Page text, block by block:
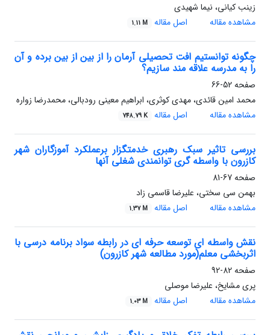
زینب کیانی، نیما شهیدی
مشاهده مقاله
اصل مقاله 1.11 M
چگونه توانستیم افت تحصیلی آرمان را از بین از بین برده و آن
را به مدرسه علاقه مند سازیم؟
صفحه52-66
محمد امین قائدی، مهدی کوثری، ابراهیم معینی رودبالی، محمدرضا زواره
مشاهده مقاله
اصل مقاله 748.79 K
بررسی تاثیر سبک رهبری خدمتگزار برعملکرد آموزگاران شهر
کازرون با واسطه گری توانمندی شغلی آنها
صفحه67-81
بهمن سی سختی، علیرضا قاسمی زاد
مشاهده مقاله
اصل مقاله 1.37 M
نقش واسطه ای توسعه حرفه ای در رابطه سواد برنامه درسی با
اثربخشی معلم(مورد مطالعه شهر کازرون)
صفحه82-92
پری مشایخ، علیرضا موصلی
مشاهده مقاله
اصل مقاله 1.03 M